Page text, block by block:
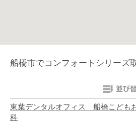
船橋市でコンフォートシリーズ
東葉デンタルオフィス 船橋こども
科